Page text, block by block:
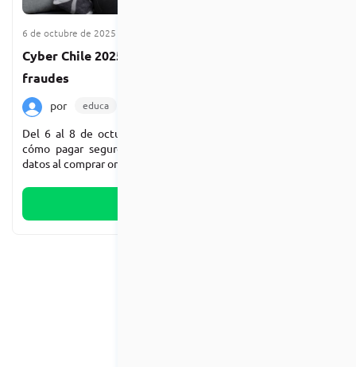
6 de octubre de 2025
Cyber Chile 2025: cómo comprar seguro y evitar
fraudes
por educa
Del 6 al 8 de octubre llega el Cyber 2025 en Chile. Revisa
cómo pagar seguro, prevenir fraudes digitales y cuidar tus
datos al comprar online.